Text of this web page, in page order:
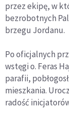
przez ekipę, w
bezrobotnych
brzegu Jordanu.
Po oficjalnych
wstęgi o. Feras
parafii,
mieszkania.
radość